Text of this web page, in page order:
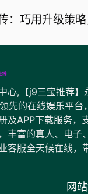
：巧用升级策
心,【j9三宝推荐】
先的在线娱乐平台
及APP下载服务，
丰富的真人、电子
客服全天候在线，
网